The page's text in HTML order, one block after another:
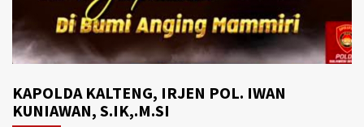
KAPOLDA KALTENG, IRJEN POL. IWAN
KUNIAWAN, S.IK,.M.SI